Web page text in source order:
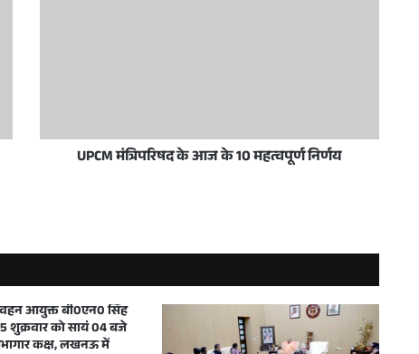
भेंट
मुख्यमंत्री ने शारदीय नवरात्रि में महाअष्टमी एवं महानवमी के अवसर पर प्रदेशवासियों को हार्दिक बधाई और शुभकामनाएं दीं
UPCM मंत्रिपरिषद के आज के 10 महत्वपूर्ण निर्णय
आयुक्त बी0एन0 सिंह
शुक्रवार को सायं 04 बजे
कक्ष, लखनऊ में